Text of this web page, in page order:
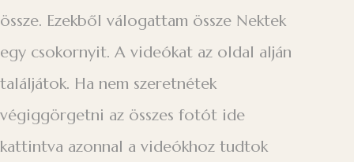
össze. Ezekből válogattam össze Nektek
egy csokornyit. A videókat az oldal alján
találjátok. Ha nem szeretnétek
végiggörgetni az összes fotót ide
kattintva azonnal a videókhoz tudtok